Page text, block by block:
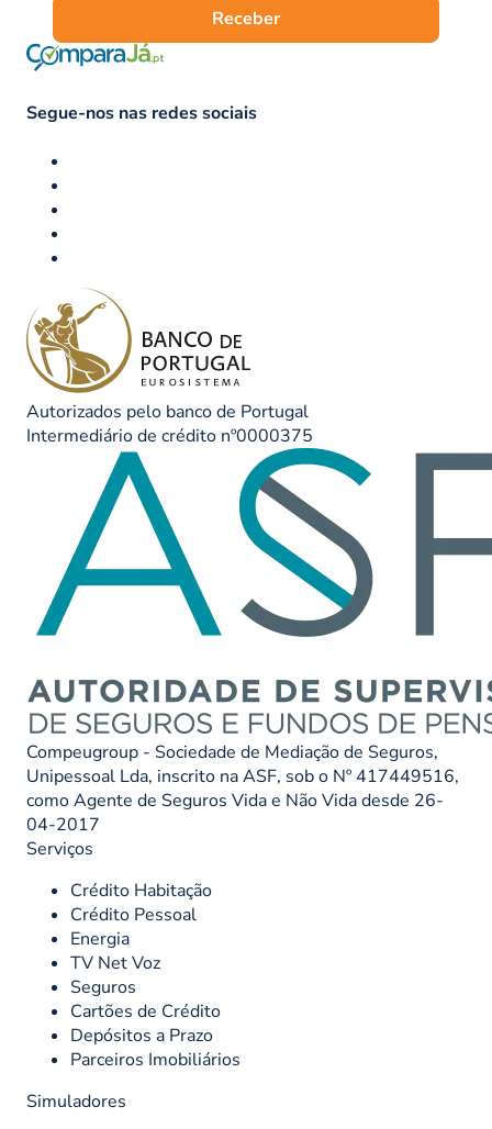
Receber
Segue-nos nas redes sociais
Autorizados pelo banco de Portugal
Intermediário de crédito nº0000375
Compeugroup - Sociedade de Mediação de Seguros,
Unipessoal Lda, inscrito na ASF, sob o Nº 417449516,
como Agente de Seguros Vida e Não Vida desde 26-
04-2017
Serviços
Crédito Habitação
Crédito Pessoal
Energia
TV Net Voz
Seguros
Cartões de Crédito
Depósitos a Prazo
Parceiros Imobiliários
Simuladores